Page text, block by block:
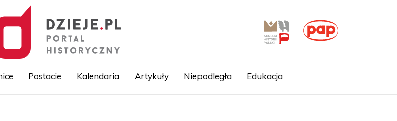
Postacie Kalendaria Artykuły Niepodległa Edukacja